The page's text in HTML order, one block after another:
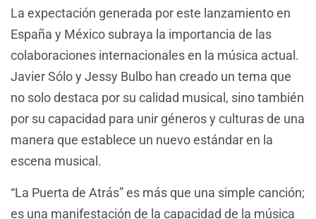
La expectación generada por este lanzamiento en
España y México subraya la importancia de las
colaboraciones internacionales en la música actual.
Javier Sólo y Jessy Bulbo han creado un tema que
no solo destaca por su calidad musical, sino también
por su capacidad para unir géneros y culturas de una
manera que establece un nuevo estándar en la
escena musical.
“La Puerta de Atrás” es más que una simple canción;
es una manifestación de la capacidad de la música